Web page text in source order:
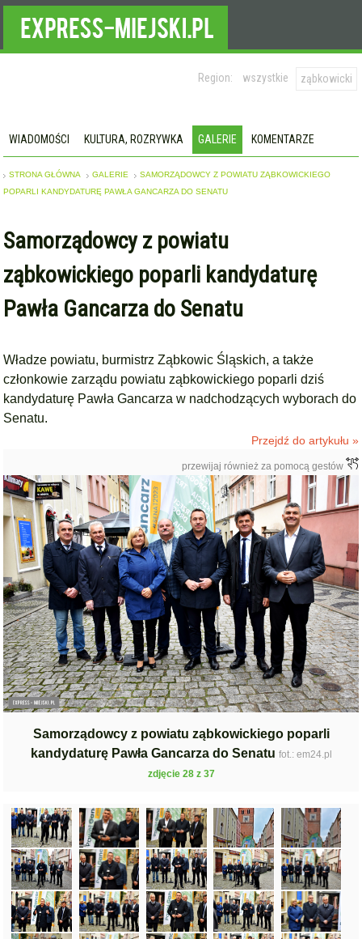
Region: wszystkie ząbkowicki
WIADOMOŚCI KULTURA, ROZRYWKA GALERIE KOMENTARZE
STRONA GŁÓWNA GALERIE
SAMORZĄDOWCY Z POWIATU ZĄBKOWICKIEGO
POPARLI KANDYDATURĘ PAWŁA GANCARZA DO SENATU
Samorządowcy z powiatu
ząbkowickiego poparli kandydaturę
Pawła Gancarza do Senatu
Władze powiatu, burmistrz Ząbkowic Śląskich, a także
członkowie zarządu powiatu ząbkowickiego poparli dziś
kandydaturę Pawła Gancarza w nadchodzących wyborach do
Senatu.
Przejdź do artykułu »
przewijaj również za pomocą gestów
Samorządowcy z powiatu ząbkowickiego poparli
kandydaturę Pawła Gancarza do Senatu fot.: em24.pl
zdjęcie 28 z 37